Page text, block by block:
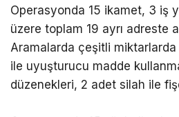
zamanlı uyuşturucu
Operasyonda 15 ikamet, 3 iş
üzere toplam 19 ayrı adreste
Aramalarda çeşitli miktarlarda
ile uyuşturucu madde